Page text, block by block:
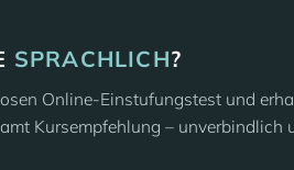
SPRACHLICH?
Online-Einstufungstest und
Kursempfehlung – unverbindlich